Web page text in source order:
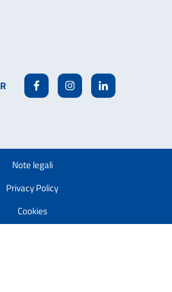
FacebookInstagramLinkedin
Note legali
Privacy Policy
Cookies